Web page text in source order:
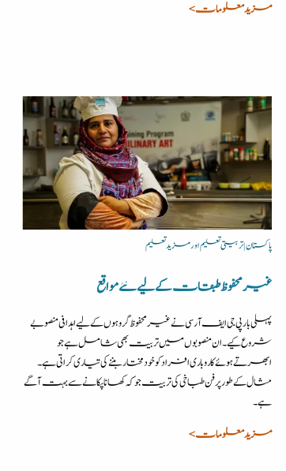
مزید معلومات >
پاکستان | تربیتی تعلیم اور مزید تعلیم
غیرمحفوظ طبقات کے لیے نئے مواقع
پہلی بار پی جی ایف آر سی نے غیر محفوظ گروہوں کے لیے اہدافی منصوبے
شروع کیے۔ ان منصوبوں میں تربیت بھی شامل ہے جو
ابھرتے ہوئے کاروباری افراد کو خودمختار بننے کی تیاری کراتی ہے۔
مثال کے طور پر فن طباخی کی تربیت جو کہ کھانا پکانے سے بہت آگے
ہے۔
مزید معلومات >